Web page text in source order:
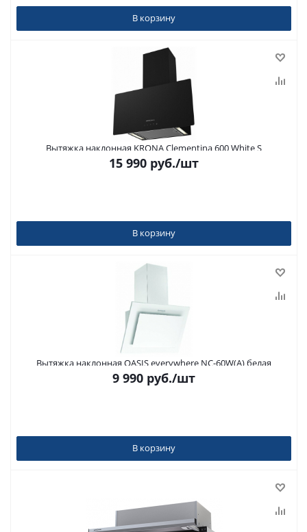
В корзину
Вытяжка наклонная KRONA Clementina 600 White S
15 990 руб./шт
В корзину
Вытяжка наклонная OASIS everywhere NC-60W(A) белая
9 990 руб./шт
В корзину